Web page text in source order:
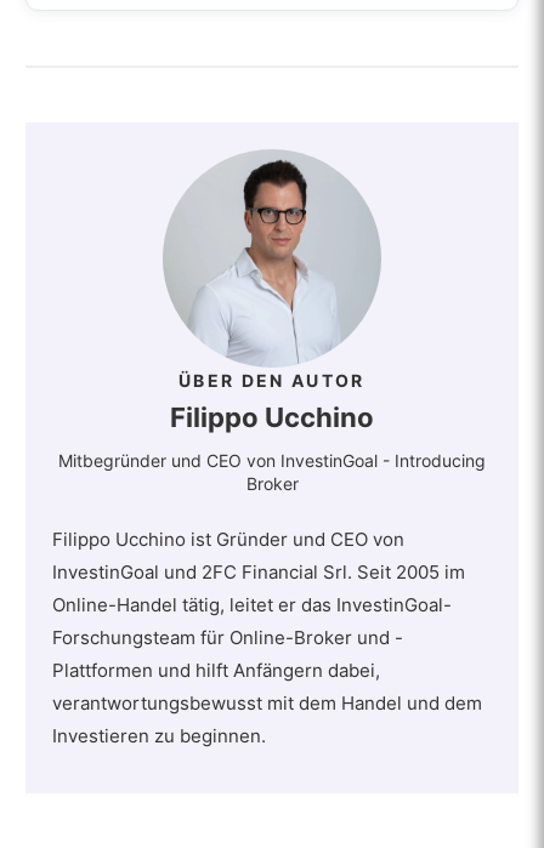
ÜBER DEN AUTOR
Filippo Ucchino
Mitbegründer und CEO von InvestinGoal - Introducing
Broker
Filippo Ucchino ist Gründer und CEO von
InvestinGoal und 2FC Financial Srl. Seit 2005 im
Online-Handel tätig, leitet er das InvestinGoal-
Forschungsteam für Online-Broker und -
Plattformen und hilft Anfängern dabei,
verantwortungsbewusst mit dem Handel und dem
Investieren zu beginnen.